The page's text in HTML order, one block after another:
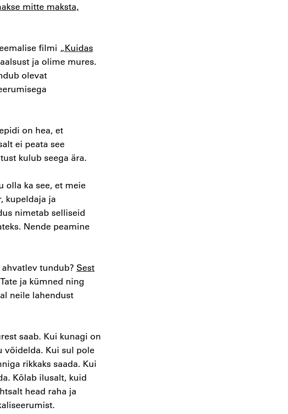
mitte maksta,
filmi „Kuidas
ja olime mures.
olevat
on hea, et
ei peata see
kulub seega ära.
olla ka see, et meie
kupeldaja ja
nimetab selliseid
Nende peamine
tundub? Sest
ja kümned ning
neile lahendust
saab. Kui kunagi on
võidelda. Kui sul pole
rikkaks saada. Kui
Kõlab ilusalt, kuid
head raha ja